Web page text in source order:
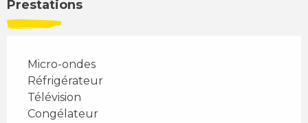
Prestations
Micro-ondes
Réfrigérateur
Télévision
Congélateur